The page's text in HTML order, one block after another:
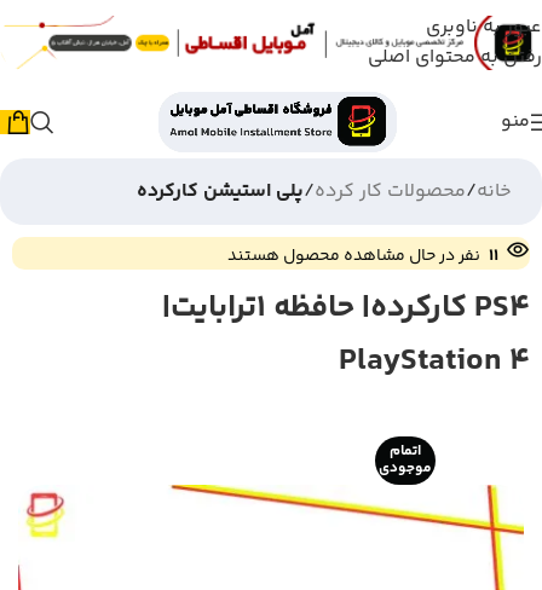
عبور به ناوبری
رفتن به محتوای اصلی
منو
خانه محصولات کار کرده پلی استیشن کارکرده
11 نفر در حال مشاهده محصول هستند
PS4 کارکرده| حافظه 1ترابایت|
PlayStation 4
اتمام
موجودی